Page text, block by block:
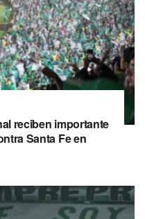
reciben importante
Santa Fe en